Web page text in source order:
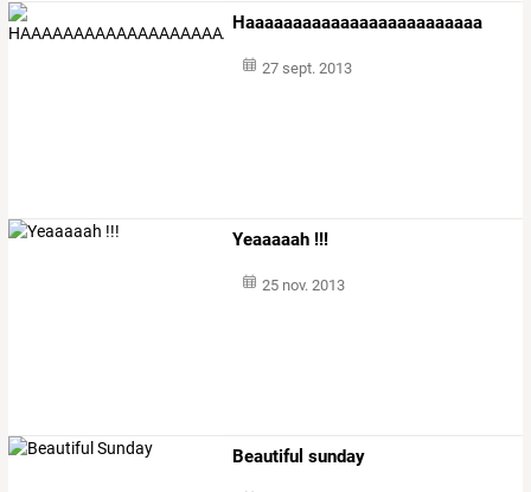
Haaaaaaaaaaaaaaaaaaaaaaaaa
27 sept. 2013
Yeaaaaah !!!
25 nov. 2013
Beautiful sunday